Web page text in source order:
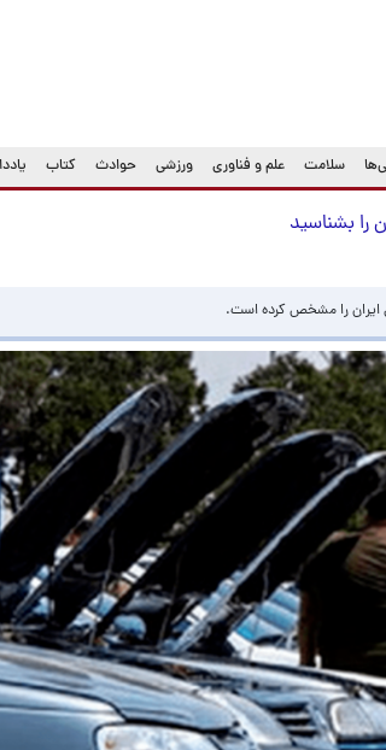
سلامت علم و فناوری ورزشی حوادث کتاب
را بشناسید
ایران را مشخص کرده است.